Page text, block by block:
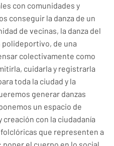
con comunidades y
conseguir la danza de un
de vecinas, la danza del
polideportivo, de una
colectivamente como
cuidarla y registrarla
toda la ciudad y la
generar danzas
un espacio de
con la ciudadanía
que representen a